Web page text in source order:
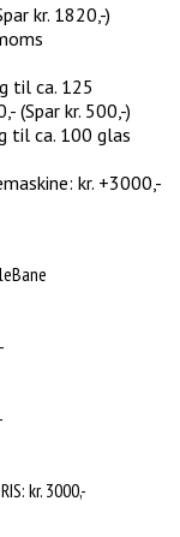
kr. 1820,-)
til ca. 125
(Spar kr. 500,-)
til ca. 100 glas
kr. +3000,-
kr. 3000,-